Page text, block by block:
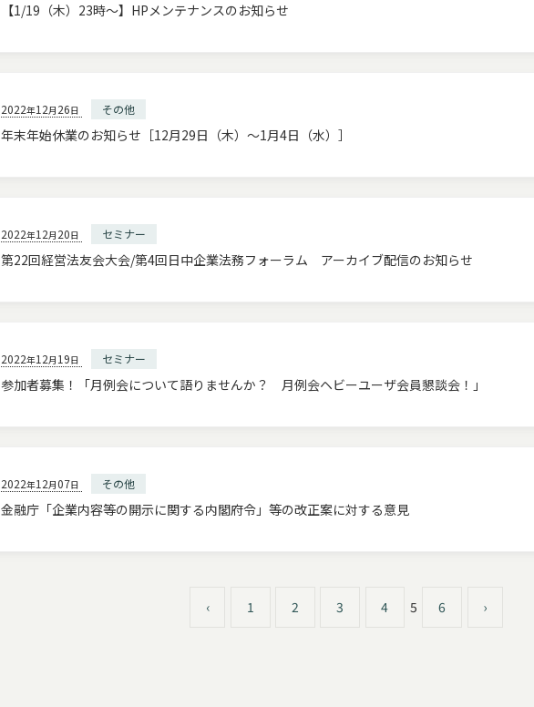
【1/19（木）23時～】HPメンテナンスのお知らせ
2022年12月 26日 その他
年末年始休業のお知らせ［12月29日（木）～1月4日（水）］
2022年12月 20日 セミナー
第22回経営法友会大会/第4回日中企業法務フォーラム アーカイブ配信のお知らせ
2022年12月 19日 セミナー
参加者募集！「月例会について語りませんか？ 月例会ヘビーユーザ会員懇談会！」
2022年12月07日 その他
金融庁「企業内容等の開示に関する内閣府令」等の改正案に対する意見
‹ 1 2 3 4 5 6 ›